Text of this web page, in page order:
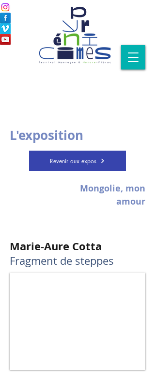
Mongolie, mon
amour
L'exposition
Revenir aux expos
Marie-Aure Cotta
Fragment de steppes